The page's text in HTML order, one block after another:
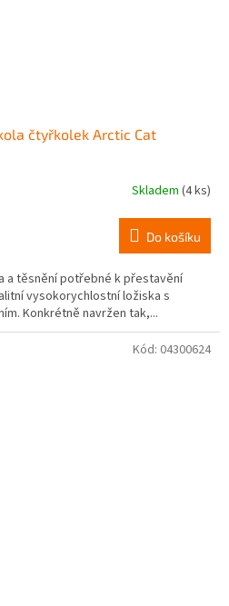
čtyřkolek Arctic Cat
Skladem (4 ks)
Do košíku
a těsnění potřebné k přestavění
vysokorychlostní ložiska s
Konkrétně navržen tak,...
Kód: 04300624